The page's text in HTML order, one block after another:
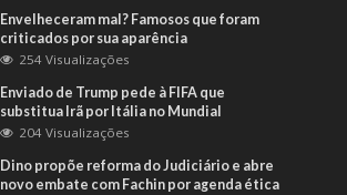
Envelheceram mal? Famosos que foram
criticados por sua aparência
254 Visualizações
Enviado de Trump pede à FIFA que
substitua Irã por Itália no Mundial
204 Visualizações
Dino propõe reforma do Judiciário e abre
novo embate com Fachin por agenda ética